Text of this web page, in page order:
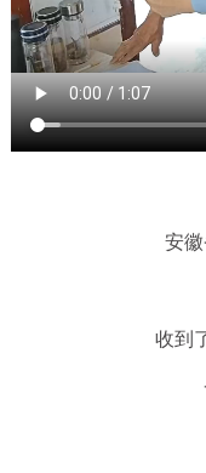
安
收到